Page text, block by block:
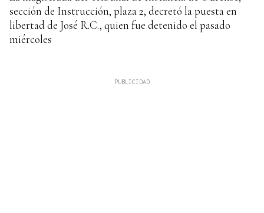
sección de Instrucción, plaza 2, decretó la puesta en
libertad de José R.C., quien fue detenido el pasado
miércoles